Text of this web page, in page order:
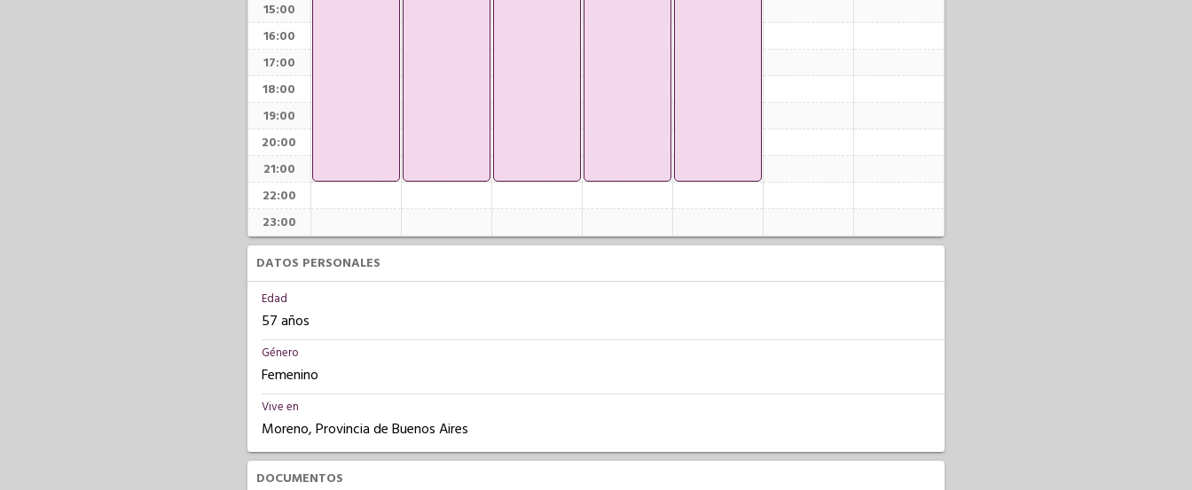
15:00
16:00
17:00
18:00
19:00
20:00
21:00
22:00
23:00
DATOS PERSONALES
Edad
57 años
Género
Femenino
Vive en
Moreno, Provincia de Buenos Aires
DOCUMENTOS